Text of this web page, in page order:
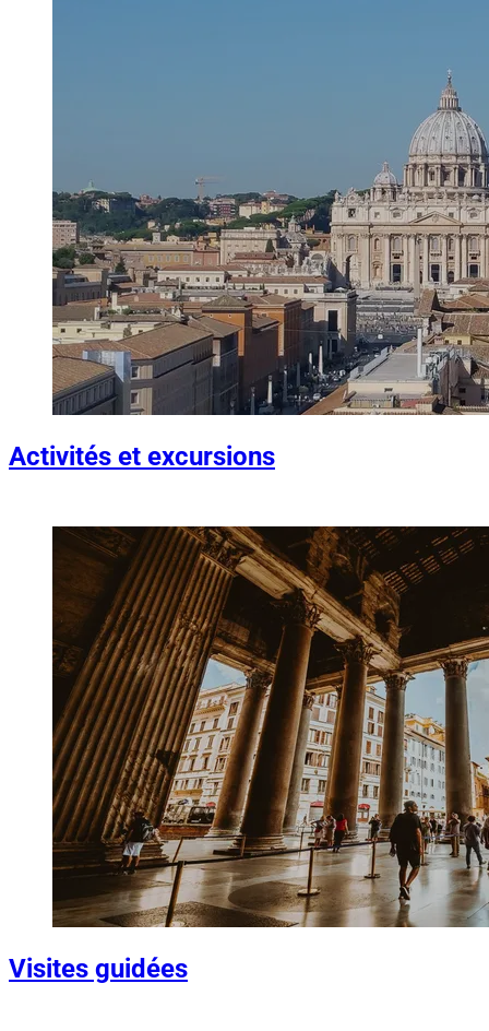
Activités et excursions
Visites guidées